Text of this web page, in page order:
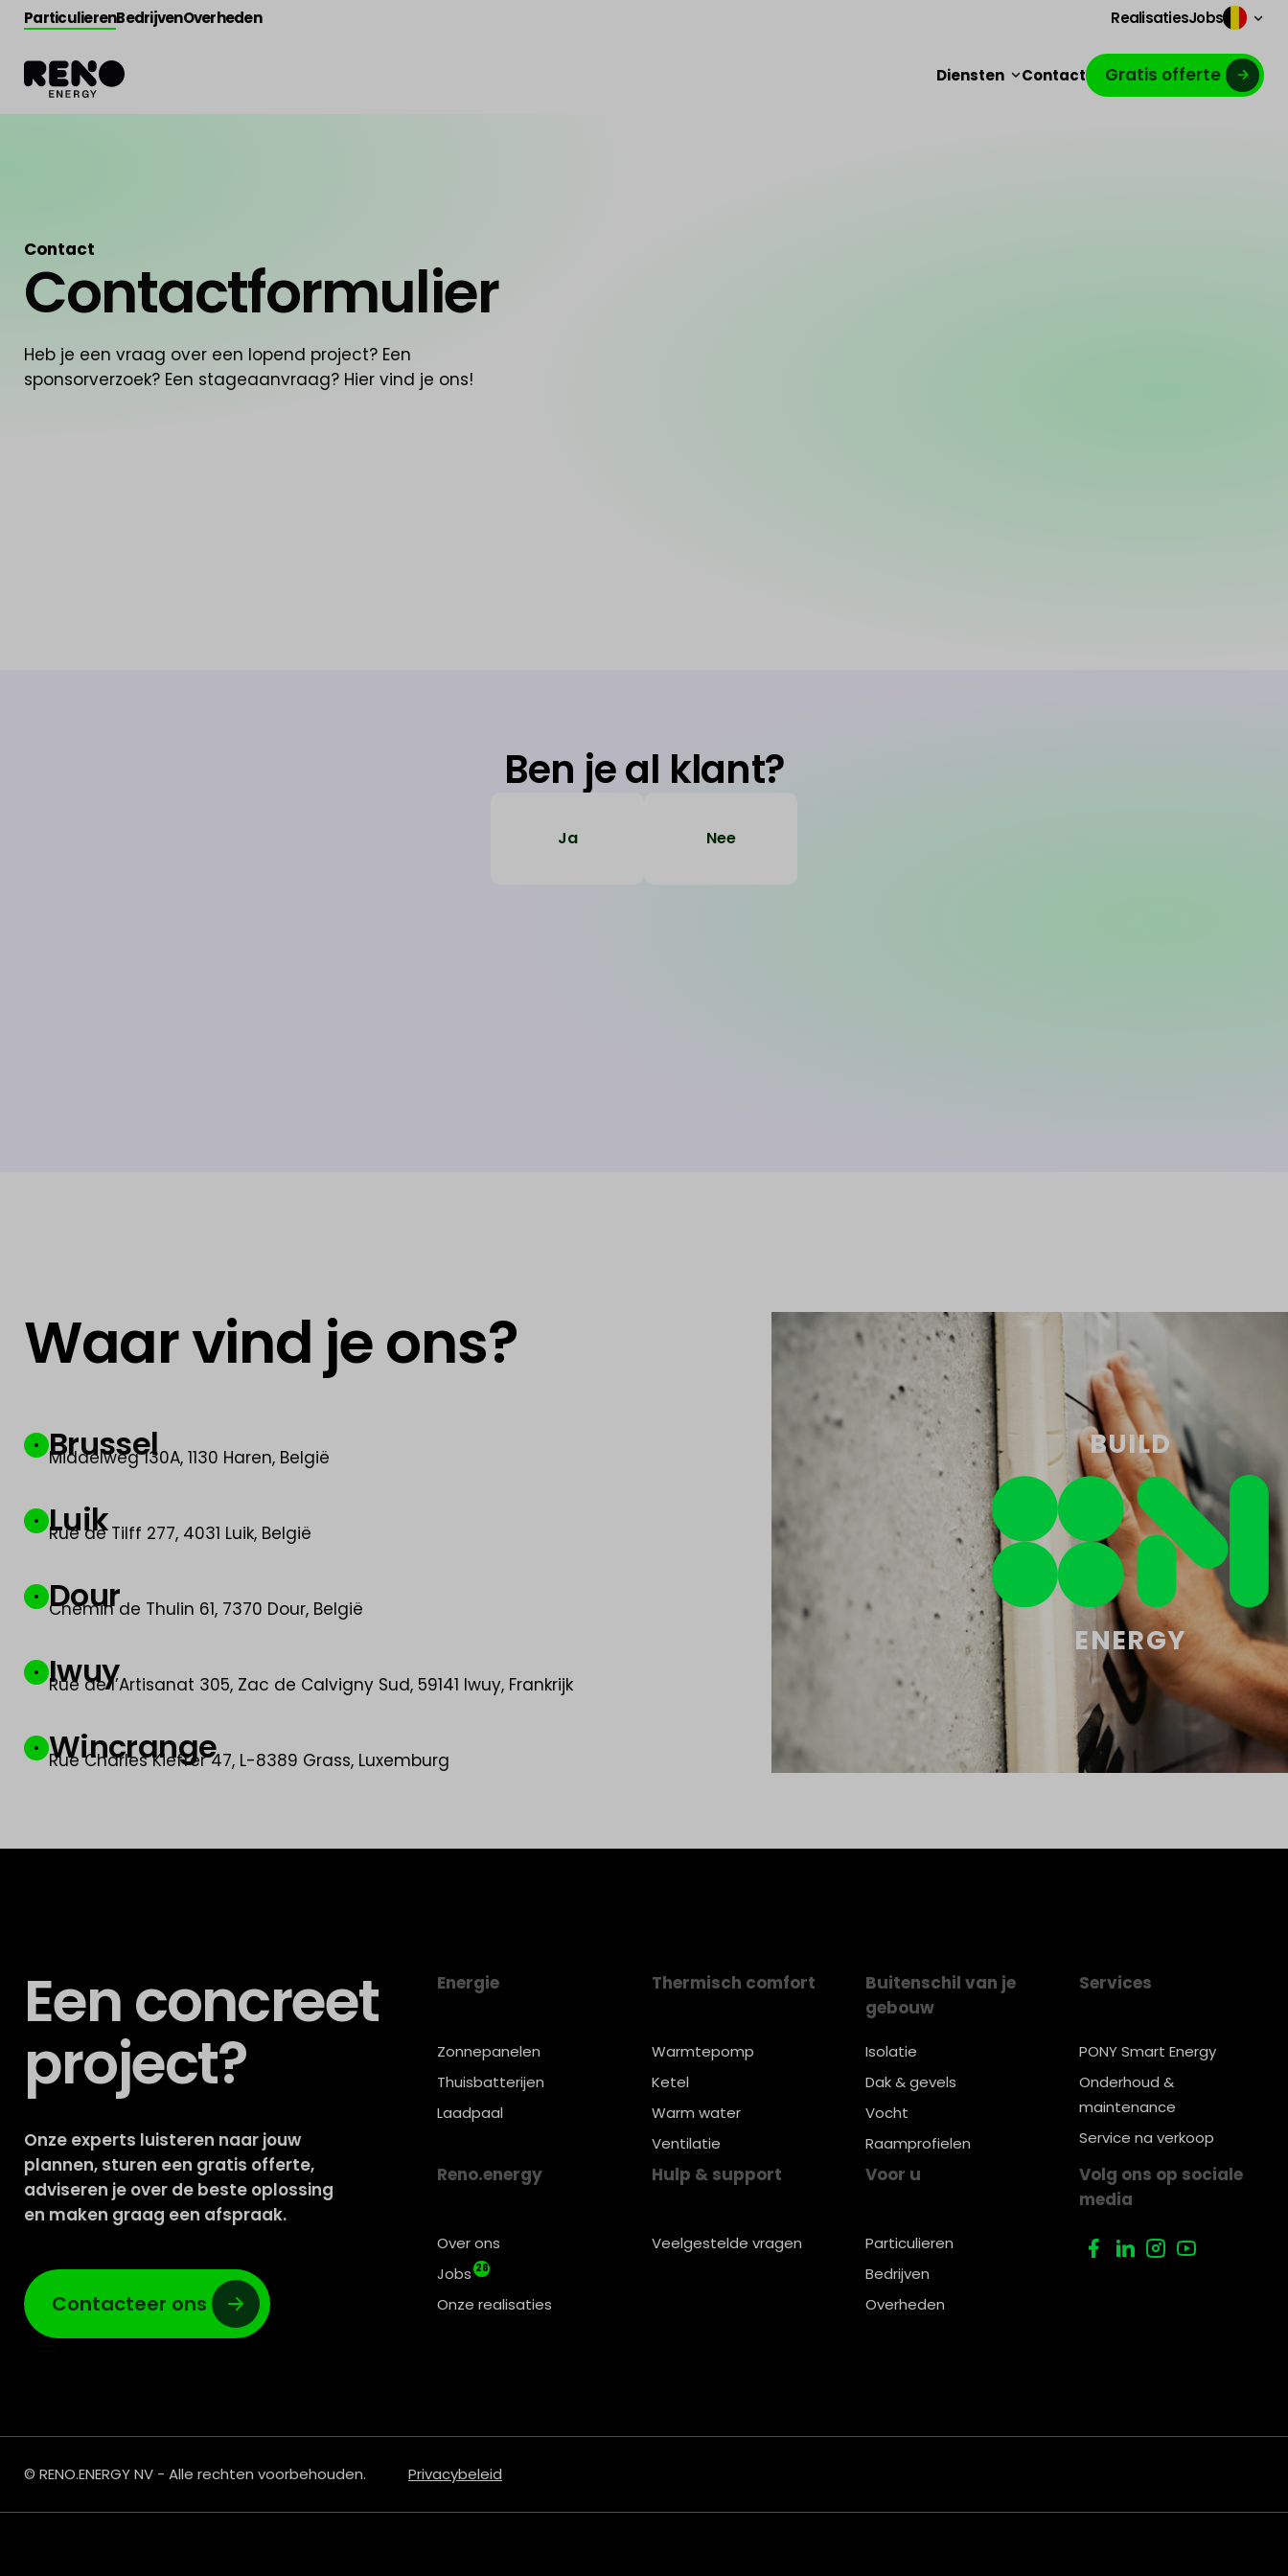
ParticulierenBedrijvenOverheden RealisatiesJobs
Diensten Contact Gratis offerte
Contact
Contactformulier
Heb je een vraag over een lopend project? Een
sponsorverzoek? Een stageaanvraag? Hier vind je ons!
Ben je al klant?
Ja Nee
Waar vind je ons?
Brussel
Middelweg 130A, 1130 Haren, België
Luik
Rue de Tilff 277, 4031 Luik, België
Dour
Chemin de Thulin 61, 7370 Dour, België
Iwuy
Rue de l’Artisanat 305, Zac de Calvigny Sud, 59141 Iwuy, Frankrijk
Wincrange
Rue Charles Kieffer 47, L-8389 Grass, Luxemburg
BUILD
ENERGY
Een concreet
project?
Onze experts luisteren naar jouw
plannen, sturen een gratis offerte,
adviseren je over de beste oplossing
en maken graag een afspraak.
Contacteer ons
Energie
Zonnepanelen
Thuisbatterijen
Laadpaal
Thermisch comfort
Warmtepomp
Ketel
Warm water
Ventilatie
Buitenschil van je
gebouw
Isolatie
Dak & gevels
Vocht
Raamprofielen
Services
PONY Smart Energy
Onderhoud &
maintenance
Service na verkoop
Reno.energy
Over ons
Jobs 28
Onze realisaties
Hulp & support
Veelgestelde vragen
Voor u
Particulieren
Bedrijven
Overheden
Volg ons op sociale
media
© RENO.ENERGY NV - Alle rechten voorbehouden. Privacybeleid